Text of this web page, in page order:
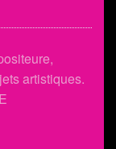
artistiques.